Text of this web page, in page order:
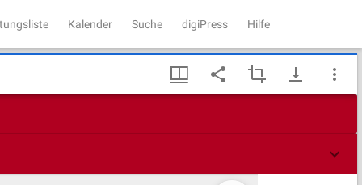
Kalender Suche digiPress Hilfe